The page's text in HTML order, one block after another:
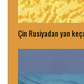
Çin Rusiyadan yan